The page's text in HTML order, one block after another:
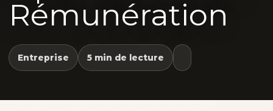
Rémunération
Entreprise 5 min de lecture